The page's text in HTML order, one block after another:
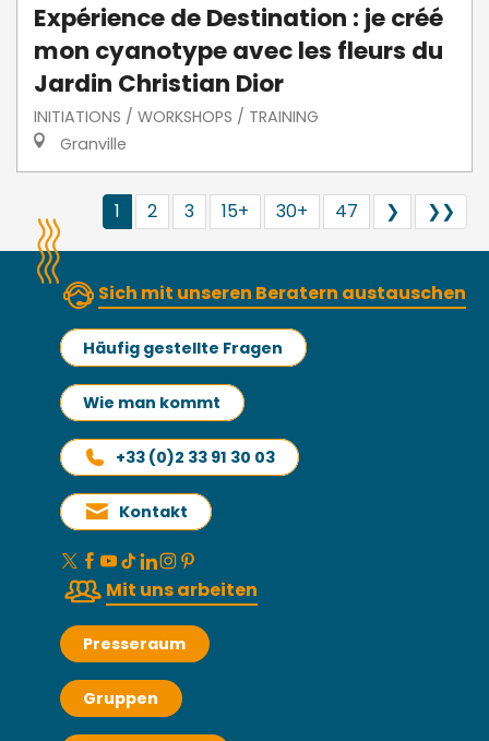
Expérience de Destination : je créé
mon cyanotype avec les fleurs du
Jardin Christian Dior
INITIATIONS / WORKSHOPS / TRAINING
Granville
1 2 3 15+ 30+ 47 ❯ ❯❯
Sich mit unseren Beratern austauschen
Häufig gestellte Fragen
Wie man kommt
+33 (0)2 33 91 30 03
Kontakt
Mit uns arbeiten
Presseraum
Gruppen